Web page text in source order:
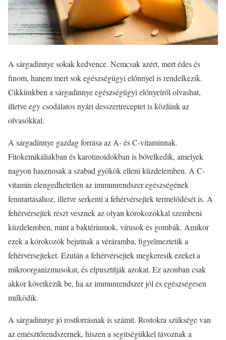
A sárgadinnye sokak kedvence. Nemcsak azért, mert édes és
finom, hanem mert sok egészségügyi előnnyel is rendelkezik.
Cikkünkben a sárgadinnye egészségügyi előnyeiről olvashat,
illetve egy csodálatos nyári desszertreceptet is közlünk az
olvasókkal.
A sárgadinnye gazdag forrása az A- és C-vitaminnak.
Fitokemikáliákban és karotinoidokban is bővelkedik, amelyek
nagyon hasznosak a szabad gyökök elleni küzdelemben. A C-
vitamin elengedhetetlen az immunrendszer egészségének
fenntartásához, illetve serkenti a fehérvérsejtek termelődését is. A
fehérvérsejtek részt vesznek az olyan kórokozókkal szembeni
küzdelemben, mint a baktériumok, vírusok és gombák. Amikor
ezek a kórokozók bejutnak a véráramba, figyelmeztetik a
fehérvérsejteket. Ezután a fehérvérsejtek megkeresik ezeket a
mikroorganizmusokat, és elpusztítják azokat. Ez azonban csak
akkor következik be, ha az immunrendszer jól és egészségesen
működik.
A sárgadinnye jó rostforrásnak is számít. Rostokra szüksége van
az emésztőrendszernek, hiszen a segítségükkel távoznak a